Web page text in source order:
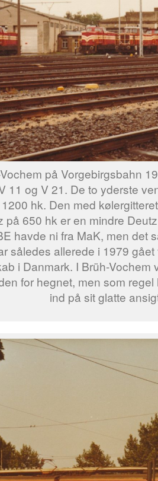
på Vorgebirgsbahn
11 og V 21. De to yderste
hk. Den med
på 650 hk er en mindre
havde ni fra MaK, men det
således allerede i 1979
i Danmark. I Brüh-
for hegnet, men som
ind på sit glatte